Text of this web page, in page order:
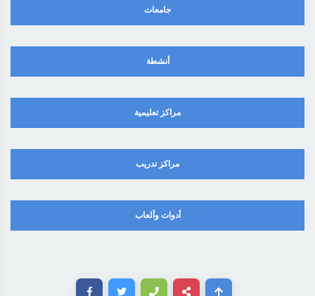
جامعات
أنشطة
مراكز تعليمية
مراكز تدريب
أدوات وألعاب